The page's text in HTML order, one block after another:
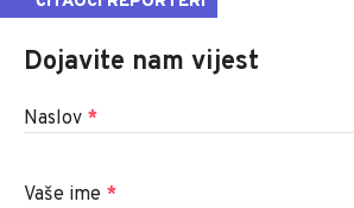
Dojavite nam vijest
Naslov *
Vaše ime *